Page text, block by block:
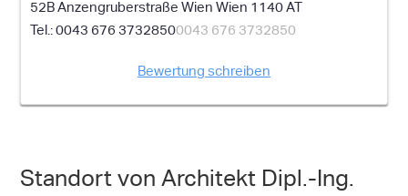
52B Anzengruberstraße Wien Wien 1140 AT
0043 676 37328500043 676 3732850
Bewertung schreiben
Standort von Architekt Dipl.-Ing.